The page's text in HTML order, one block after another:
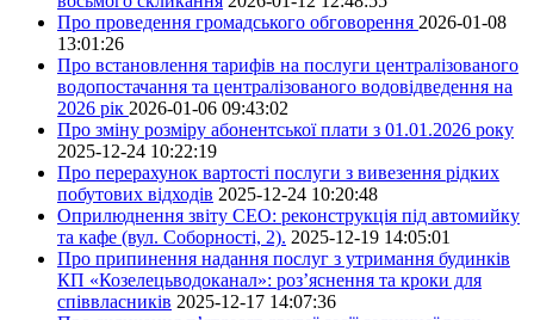
Про проведення громадського обговорення 2026-01-08
13:01:26
Про встановлення тарифів на послуги централізованого
водопостачання та централізованого водовідведення на
2026 рік 2026-01-06 09:43:02
Про зміну розміру абонентської плати з 01.01.2026 року
2025-12-24 10:22:19
Про перерахунок вартості послуги з вивезення рідких
побутових відходів 2025-12-24 10:20:48
Оприлюднення звіту СЕО: реконструкція під автомийку
та кафе (вул. Соборності, 2). 2025-12-19 14:05:01
Про припинення надання послуг з утримання будинків
КП «Козелецьводоканал»: роз’яснення та кроки для
співвласників 2025-12-17 14:07:36